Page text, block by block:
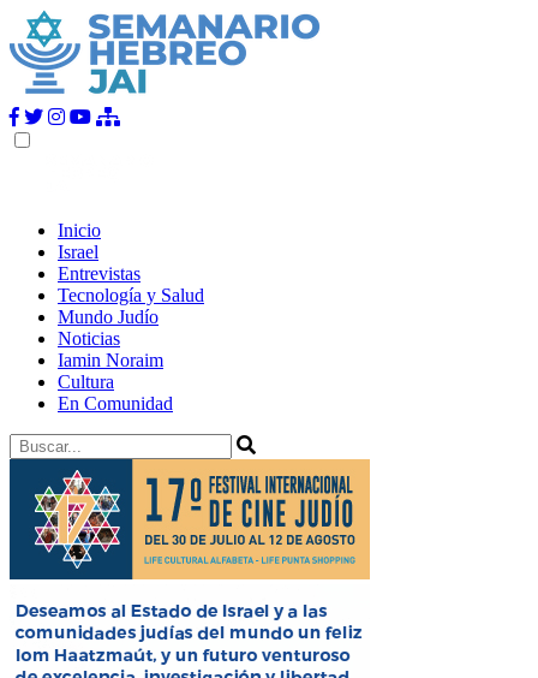
Inicio
Israel
Entrevistas
Tecnología y Salud
Mundo Judío
Noticias
Iamin Noraim
Cultura
En Comunidad